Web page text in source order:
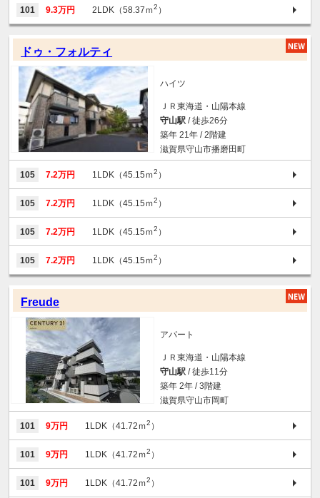
101 9.3万円 2LDK（58.37ｍ2 ）
ドゥ・フォルティ
ハイツ
ＪＲ東海道・山陽本線
守山駅 / 徒歩26分
築年 21年 / 2階建
滋賀県守山市播磨田町
105 7.2万円 1LDK（45.15ｍ2 ）
105 7.2万円 1LDK（45.15ｍ2 ）
105 7.2万円 1LDK（45.15ｍ2 ）
105 7.2万円 1LDK（45.15ｍ2 ）
Freude
アパート
ＪＲ東海道・山陽本線
守山駅 / 徒歩11分
築年 2年 / 3階建
滋賀県守山市岡町
101 9万円 1LDK（41.72ｍ2 ）
101 9万円 1LDK（41.72ｍ2 ）
101 9万円 1LDK（41.72ｍ2 ）